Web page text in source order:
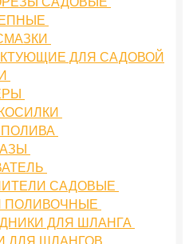
ДЛЯ САДОВОЙ
САДОВЫЕ
ПОЛИВОЧНЫЕ
ДЛЯ ШЛАНГА